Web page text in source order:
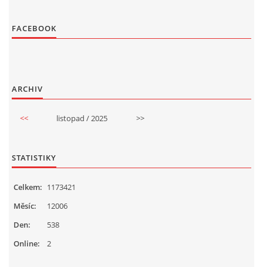
FACEBOOK
ARCHIV
<< listopad / 2025 >>
STATISTIKY
Online: 2
Celkem: 1173421
Měsíc:
12006
Den:
538